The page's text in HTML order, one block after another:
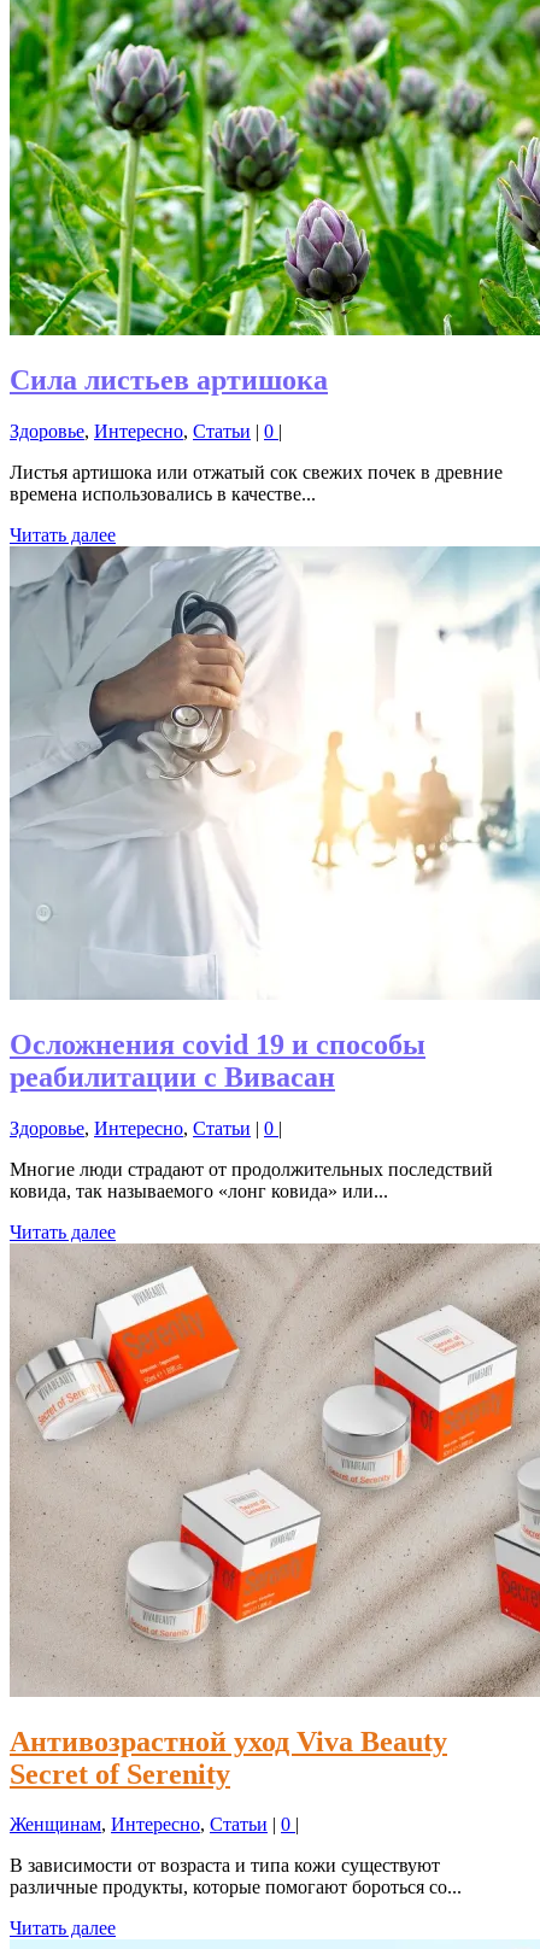
Сила листьев артишока
Здоровье, Интересно, Статьи | 0 |
Листья артишока или отжатый сок свежих почек в древние
времена использовались в качестве...
Читать далее
Осложнения covid 19 и способы
реабилитации с Вивасан
Здоровье, Интересно, Статьи | 0 |
Многие люди страдают от продолжительных последствий
ковида, так называемого «лонг ковида» или...
Читать далее
Антивозрастной уход Viva Beauty
Secret of Serenity
Женщинам, Интересно, Статьи 0
В зависимости от возраста и типа кожи существуют
различные продукты, которые помогают бороться со...
Читать далее